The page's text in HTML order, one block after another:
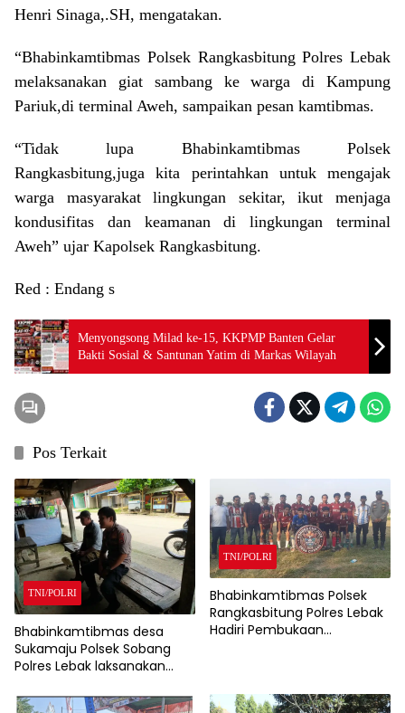
Henri Sinaga,.SH, mengatakan.
“Bhabinkamtibmas Polsek Rangkasbitung Polres Lebak
melaksanakan giat sambang ke warga di Kampung
Pariuk,di terminal Aweh, sampaikan pesan kamtibmas.
“Tidak lupa Bhabinkamtibmas Polsek
Rangkasbitung,juga kita perintahkan untuk mengajak
warga masyarakat lingkungan sekitar, ikut menjaga
kondusifitas dan keamanan di lingkungan terminal
Aweh” ujar Kapolsek Rangkasbitung.
Red : Endang s
Menyongsong Milad ke-15, KKPMP Banten Gelar
Bakti Sosial & Santunan Yatim di Markas Wilayah
Pos Terkait
TNI/POLRI
Bhabinkamtibmas desa
Sukamaju Polsek Sobang
Polres Lebak laksanakan
TNI/POLRI
Bhabinkamtibmas Polsek
Rangkasbitung Polres Lebak
Hadiri Pembukaan